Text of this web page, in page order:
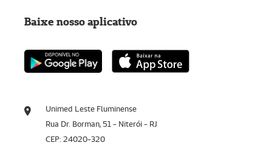
Unimed Leste Fluminense
Rua Dr. Borman, 51 - Niterói - RJ
CEP: 24020-320
Baixe nosso aplicativo